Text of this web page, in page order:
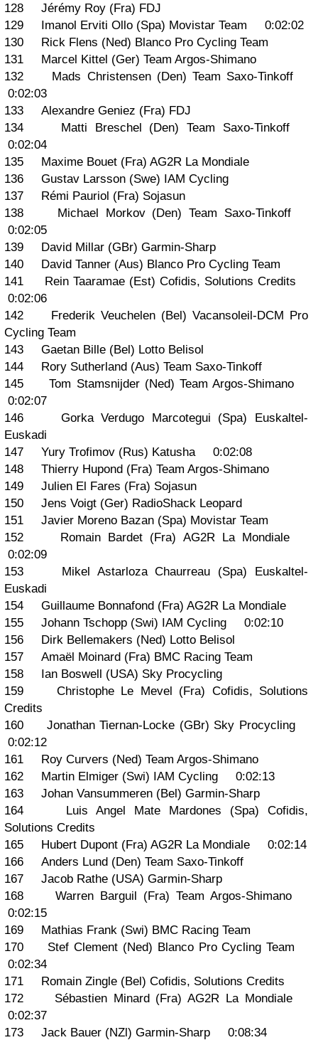
128 Jérémy Roy (Fra) FDJ
129 Imanol Erviti Ollo (Spa) Movistar Team 0:02:02
130 Rick Flens (Ned) Blanco Pro Cycling Team
131 Marcel Kittel (Ger) Team Argos-Shimano
132 Mads Christensen (Den) Team Saxo-Tinkoff
0:02:03
133 Alexandre Geniez (Fra) FDJ
134 Matti Breschel (Den) Team Saxo-Tinkoff
0:02:04
135 Maxime Bouet (Fra) AG2R La Mondiale
136 Gustav Larsson (Swe) IAM Cycling
137 Rémi Pauriol (Fra) Sojasun
138 Michael Morkov (Den) Team Saxo-Tinkoff
0:02:05
139 David Millar (GBr) Garmin-Sharp
140 David Tanner (Aus) Blanco Pro Cycling Team
141 Rein Taaramae (Est) Cofidis, Solutions Credits
0:02:06
142 Frederik Veuchelen (Bel) Vacansoleil-DCM Pro
Cycling Team
143 Gaetan Bille (Bel) Lotto Belisol
144 Rory Sutherland (Aus) Team Saxo-Tinkoff
145 Tom Stamsnijder (Ned) Team Argos-Shimano
0:02:07
146 Gorka Verdugo Marcotegui (Spa) Euskaltel-
Euskadi
147 Yury Trofimov (Rus) Katusha 0:02:08
148 Thierry Hupond (Fra) Team Argos-Shimano
149 Julien El Fares (Fra) Sojasun
150 Jens Voigt (Ger) RadioShack Leopard
151 Javier Moreno Bazan (Spa) Movistar Team
152 Romain Bardet (Fra) AG2R La Mondiale
0:02:09
153 Mikel Astarloza Chaurreau (Spa) Euskaltel-
Euskadi
154 Guillaume Bonnafond (Fra) AG2R La Mondiale
155 Johann Tschopp (Swi) IAM Cycling 0:02:10
156 Dirk Bellemakers (Ned) Lotto Belisol
157 Amaël Moinard (Fra) BMC Racing Team
158 Ian Boswell (USA) Sky Procycling
159 Christophe Le Mevel (Fra) Cofidis, Solutions
Credits
160 Jonathan Tiernan-Locke (GBr) Sky Procycling
0:02:12
161 Roy Curvers (Ned) Team Argos-Shimano
162 Martin Elmiger (Swi) IAM Cycling 0:02:13
163 Johan Vansummeren (Bel) Garmin-Sharp
164 Luis Angel Mate Mardones (Spa) Cofidis,
Solutions Credits
165 Hubert Dupont (Fra) AG2R La Mondiale 0:02:14
166 Anders Lund (Den) Team Saxo-Tinkoff
167 Jacob Rathe (USA) Garmin-Sharp
168 Warren Barguil (Fra) Team Argos-Shimano
0:02:15
169 Mathias Frank (Swi) BMC Racing Team
170 Stef Clement (Ned) Blanco Pro Cycling Team
0:02:34
171 Romain Zingle (Bel) Cofidis, Solutions Credits
172 Sébastien Minard (Fra) AG2R La Mondiale
0:02:37
173 Jack Bauer (NZl) Garmin-Sharp 0:08:34